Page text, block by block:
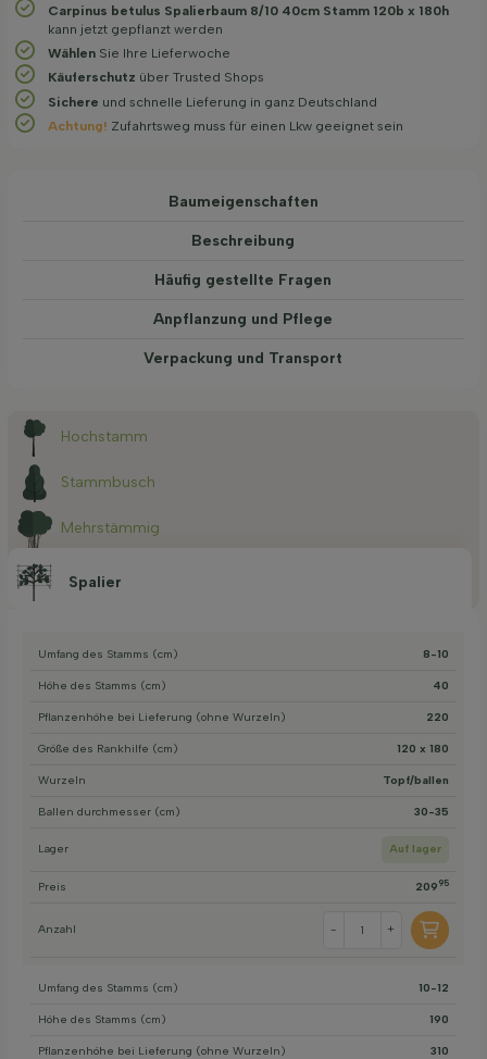
Carpinus betulus Spalierbaum 8/10 40cm Stamm 120b x 180h
kann jetzt gepflanzt werden
Wählen Sie Ihre Lieferwoche
Käuferschutz über Trusted Shops
Sichere und schnelle Lieferung in ganz Deutschland
Achtung! Zufahrtsweg muss für einen Lkw geeignet sein
Baum­eigen­schaften
Beschreibung
Häufig gestellte Fragen
Anpflanzung und Pflege
Verpackung und Transport
Spalier
Hochstamm
Stammbusch
Mehrstämmig
Umfang des Stamms (cm) 8-10
Höhe des Stamms (cm) 40
Pflanzenhöhe bei Lieferung (ohne Wurzeln) 220
Größe des Rankhilfe (cm) 120 x 180
Wurzeln Topf/ballen
Ballen durchmesser (cm) 30-35
Lager Auf lager
Preis 209 95
Anzahl - +
Umfang des Stamms (cm) 10-12
Höhe des Stamms (cm) 190
Pflanzenhöhe bei Lieferung (ohne Wurzeln) 310